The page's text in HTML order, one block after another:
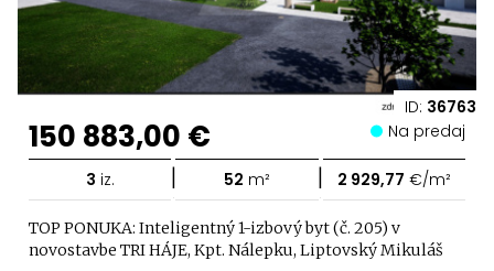
ID: 36763
150 883,00 € Na predaj
3 iz. | 52 m² | 2 929,77 €/m²
TOP PONUKA: Inteligentný 1-izbový byt (č. 205) v
novostavbe TRI HÁJE, Kpt. Nálepku, Liptovský Mikuláš